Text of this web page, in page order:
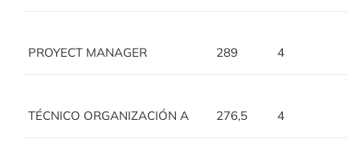
PROYECT MANAGER 289 4
TÉCNICO ORGANIZACIÓN A 276,5 4